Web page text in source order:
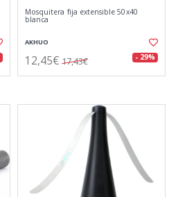
Mosquitera fija extensible 50x40
blanca
AKHUO
12,45€ 17,43€ - 29%